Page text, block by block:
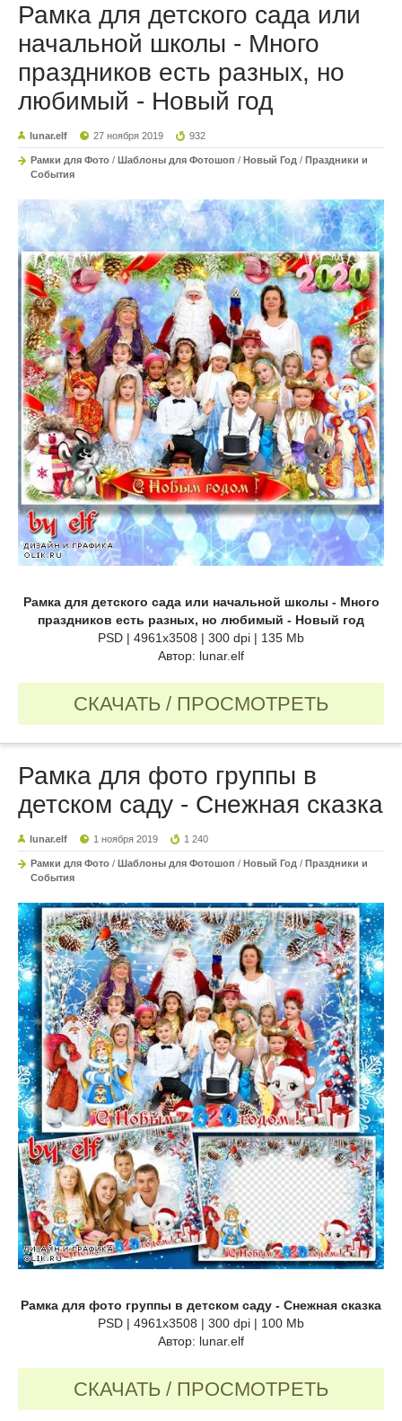
Рамка для детского сада или
начальной школы - Много
праздников есть разных, но
любимый - Новый год
lunar.elf 27 ноября 2019 932
Рамки для Фото / Шаблоны для Фотошоп / Новый Год / Праздники и
События
Рамка для детского сада или начальной школы - Много
праздников есть разных, но любимый - Новый год
PSD | 4961x3508 | 300 dpi | 135 Mb
Автор: lunar.elf
СКАЧАТЬ / ПРОСМОТРЕТЬ
Рамка для фото группы в
детском саду - Снежная сказка
lunar.elf 1 ноября 2019 1 240
Рамки для Фото / Шаблоны для Фотошоп / Новый Год / Праздники и
События
Рамка для фото группы в детском саду - Снежная сказка
PSD | 4961x3508 | 300 dpi | 100 Mb
Автор: lunar.elf
СКАЧАТЬ / ПРОСМОТРЕТЬ